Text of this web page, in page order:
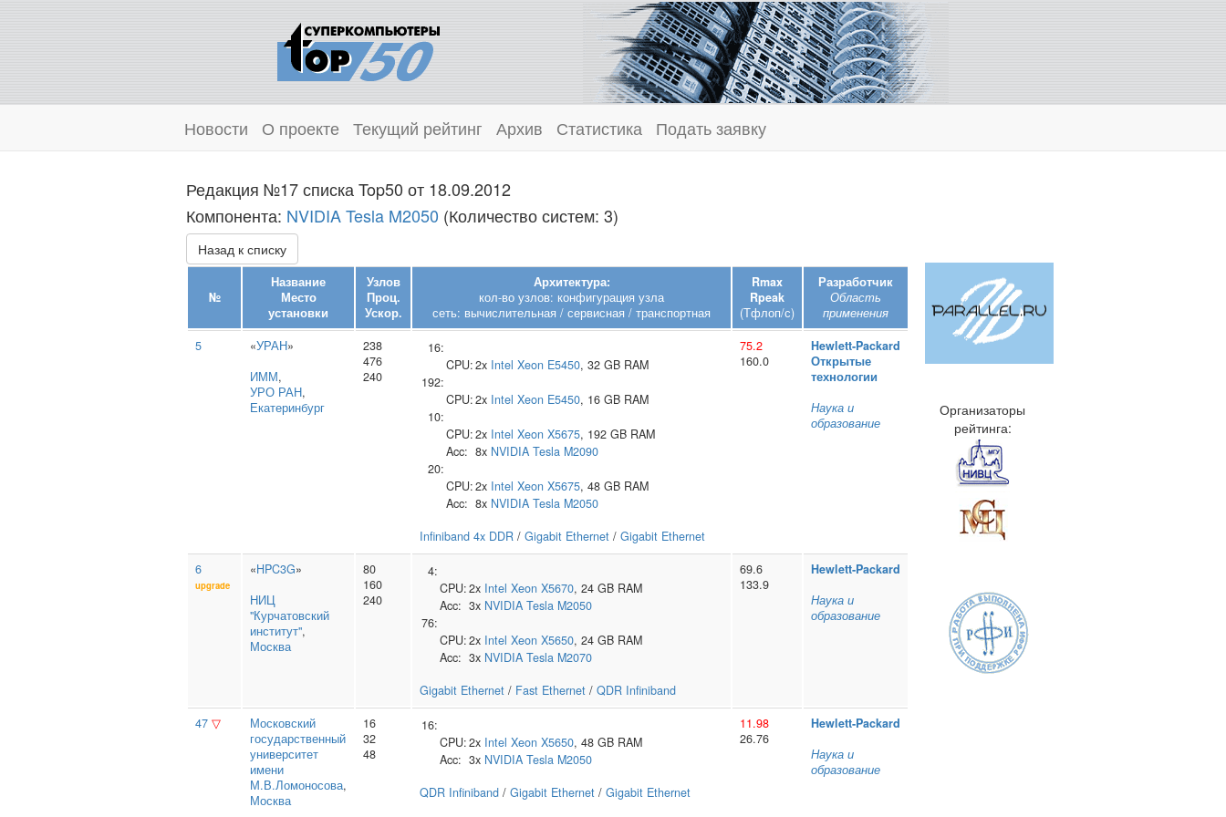
Новости О проекте Текущий рейтинг Архив Статистика Подать заявку
Редакция №17 списка Top50 от 18.09.2012
Компонента: NVIDIA Tesla M2050 (Количество систем: 3)
Назад к списку
№
Название
Место
установки
Узлов
Проц.
Ускор.
Архитектура:
кол-во узлов: конфигурация узла
сеть: вычислительная / сервисная / транспортная
Rmax
Rpeak
(Тфлоп/с)
Разработчик
Область
применения
5
«УРАН»
ИММ,
УРО РАН,
Екатеринбург
238
476
240
16:
CPU:2x Intel Xeon E5450, 32 GB RAM
192:
CPU:2x Intel Xeon E5450, 16 GB RAM
10:
CPU:2x Intel Xeon X5675, 192 GB RAM
Acc: 8x NVIDIA Tesla M2090
20:
CPU:2x Intel Xeon X5675, 48 GB RAM
Acc: 8x NVIDIA Tesla M2050
Infiniband 4x DDR / Gigabit Ethernet / Gigabit Ethernet
75.2
160.0
Hewlett‑Packard
Открытые
технологии
Наука и
образование
6
upgrade
«HPC3G»
НИЦ
"Курчатовский
институт",
Москва
80
160
240
4:
CPU:2x Intel Xeon X5670, 24 GB RAM
Acc: 3x NVIDIA Tesla M2050
76:
CPU:2x Intel Xeon X5650, 24 GB RAM
Acc: 3x NVIDIA Tesla M2070
Gigabit Ethernet / Fast Ethernet / QDR Infiniband
69.6
133.9
Hewlett‑Packard
Наука и
образование
47 ▽
Московский
государственный
университет
имени
М.В.Ломоносова,
Москва
16
32
48
16:
CPU:2x Intel Xeon X5650, 48 GB RAM
Acc: 3x NVIDIA Tesla M2050
QDR Infiniband / Gigabit Ethernet / Gigabit Ethernet
11.98
26.76
Hewlett‑Packard
Наука и
образование
Организаторы
рейтинга: